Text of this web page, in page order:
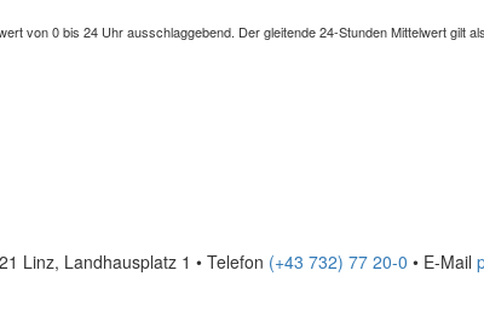
von 0 bis 24 Uhr ausschlaggebend. Der gleitende 24-Stunden Mittelwert gilt
Linz, Landhausplatz 1 • Telefon (+43 732) 77 20-0 • E-Mail